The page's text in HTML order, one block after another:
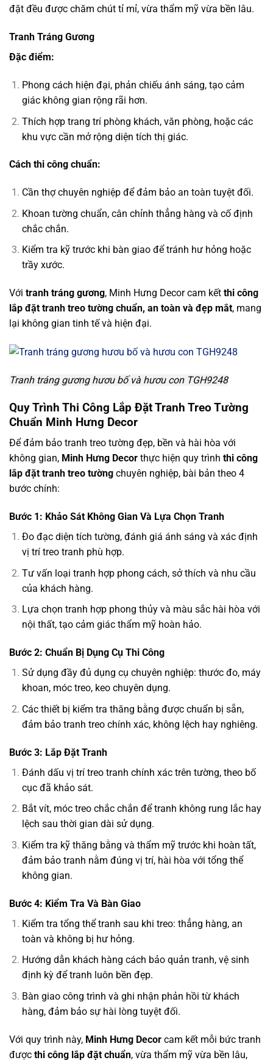
đặt đều được chăm chút tỉ mỉ, vừa thẩm mỹ vừa bền lâu.
Tranh Tráng Gương
Đặc điểm:
Phong cách hiện đại, phản chiếu ánh sáng, tạo cảm
giác không gian rộng rãi hơn.
Thích hợp trang trí phòng khách, văn phòng, hoặc các
khu vực cần mở rộng diện tích thị giác.
Cách thi công chuẩn:
Cần thợ chuyên nghiệp để đảm bảo an toàn tuyệt đối.
Khoan tường chuẩn, cân chỉnh thẳng hàng và cố định
chắc chắn.
Kiểm tra kỹ trước khi bàn giao để tránh hư hỏng hoặc
trầy xước.
Với tranh tráng gương, Minh Hưng Decor cam kết thi công
lắp đặt tranh treo tường chuẩn, an toàn và đẹp mắt, mang
lại không gian tinh tế và hiện đại.
Tranh tráng gương hươu bố và hươu con TGH9248
Quy Trình Thi Công Lắp Đặt Tranh Treo Tường
Chuẩn Minh Hưng Decor
Để đảm bảo tranh treo tường đẹp, bền và hài hòa với
không gian, Minh Hưng Decor thực hiện quy trình thi công
lắp đặt tranh treo tường chuyên nghiệp, bài bản theo 4
bước chính:
Bước 1: Khảo Sát Không Gian Và Lựa Chọn Tranh
Đo đạc diện tích tường, đánh giá ánh sáng và xác định
vị trí treo tranh phù hợp.
Tư vấn loại tranh hợp phong cách, sở thích và nhu cầu
của khách hàng.
Lựa chọn tranh hợp phong thủy và màu sắc hài hòa với
nội thất, tạo cảm giác thẩm mỹ hoàn hảo.
Bước 2: Chuẩn Bị Dụng Cụ Thi Công
Sử dụng đầy đủ dụng cụ chuyên nghiệp: thước đo, máy
khoan, móc treo, keo chuyên dụng.
Các thiết bị kiểm tra thăng bằng được chuẩn bị sẵn,
đảm bảo tranh treo chính xác, không lệch hay nghiêng.
Bước 3: Lắp Đặt Tranh
Đánh dấu vị trí treo tranh chính xác trên tường, theo bố
cục đã khảo sát.
Bắt vít, móc treo chắc chắn để tranh không rung lắc hay
lệch sau thời gian dài sử dụng.
Kiểm tra kỹ thăng bằng và thẩm mỹ trước khi hoàn tất,
đảm bảo tranh nằm đúng vị trí, hài hòa với tổng thể
không gian.
Bước 4: Kiểm Tra Và Bàn Giao
Kiểm tra tổng thể tranh sau khi treo: thẳng hàng, an
toàn và không bị hư hỏng.
Hướng dẫn khách hàng cách bảo quản tranh, vệ sinh
định kỳ để tranh luôn bền đẹp.
Bàn giao công trình và ghi nhận phản hồi từ khách
hàng, đảm bảo sự hài lòng tuyệt đối.
Với quy trình này, Minh Hưng Decor cam kết mỗi bức tranh
được thi công lắp đặt chuẩn, vừa thẩm mỹ vừa bền lâu,